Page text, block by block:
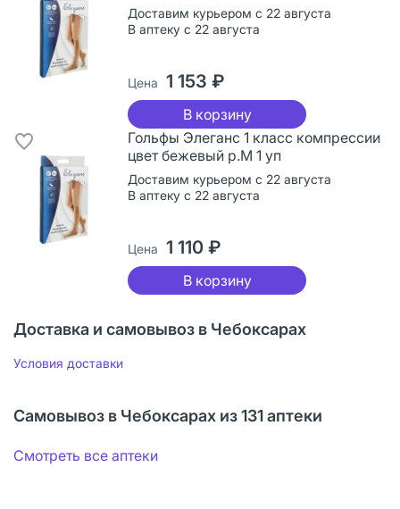
Доставим курьером с 22 августа
В аптеку с 22 августа
Цена 1 153 ₽
В корзину
Гольфы Элеганс 1 класс компрессии
цвет бежевый р.M 1 уп
Доставим курьером с 22 августа
В аптеку с 22 августа
Цена 1 110 ₽
В корзину
Доставка и самовывоз в Чебоксарах
Условия доставки
Самовывоз в Чебоксарах из 131 аптеки
Смотреть все аптеки